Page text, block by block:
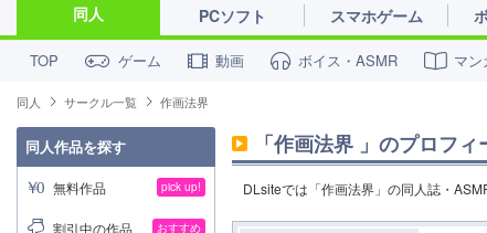
同人 PCソフト スマホゲーム
TOP ゲーム 動画 ボイス・ASMR マン
同人 サークル一覧 作画法界
「作画法界 」のプロフィ
DLsiteでは「作画法界」の同人誌・
同人作品を探す
無料作品 pick up!
割引中の作品 おすすめ